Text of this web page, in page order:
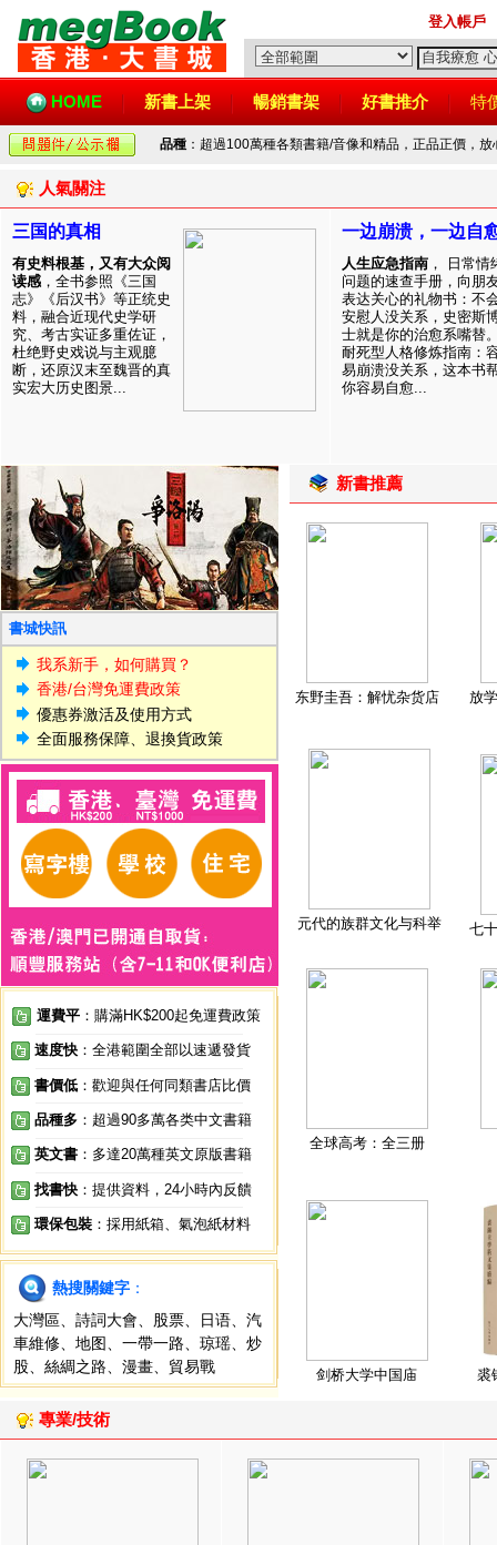
登入帳戶
HOME 新書上架 暢銷書架 好書推介 特
品種 ：超過100萬種各類書籍/音像和精品，正品正價，
人氣關注
三国的真相
有史料根基，又有大众阅
读感 ，全书参照《三国
志》《后汉书》等正统史
料，融合近现代史学研
究、考古实证多重佐证，
杜绝野史戏说与主观臆
断，还原汉末至魏晋的真
实宏大历史图景...
一边崩溃，一边自
人生应急指南 ， 日常情
问题的速查手册，向朋
表达关心的礼物书：不
安慰人没关系，史密斯
士就是你的治愈系嘴替
耐死型人格修炼指南：
易崩溃没关系，这本书
你容易自愈...
書城快訊
我系新手，如何購買？
香港/台灣免運費政策
優惠券激活及使用方式
全面服務保障、退換貨政策
運費平 ：購滿HK$200起免運費政策
速度快 ：全港範圍全部以速遞發貨
書價低 ：歡迎與任何同類書店比價
品種多 ：超過90多萬各类中文書籍
英文書 ：多達20萬種英文原版書籍
找書快 ：提供資料，24小時內反饋
環保包裝 ：採用紙箱、氣泡紙材料
熱搜關鍵字 ：
大灣區
詩詞大會 股票 日语
汽
車維修
地图 一帶一路 琼瑶
炒
股
絲綢之路 漫畫 貿易戰
新書推薦
东野圭吾：解忧杂货店 放
元代的族群文化与科举 七
全球高考：全三册
剑桥大学中国庙 裘
專業/技術